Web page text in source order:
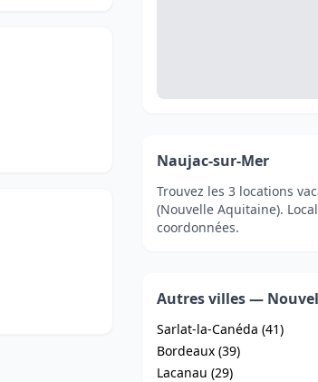
Naujac-sur-Mer
Trouvez les 3 locations
(Nouvelle Aquitaine).
coordonnées.
Autres villes —
Sarlat-la-Canéda (41)
Bordeaux (39)
Lacanau (29)